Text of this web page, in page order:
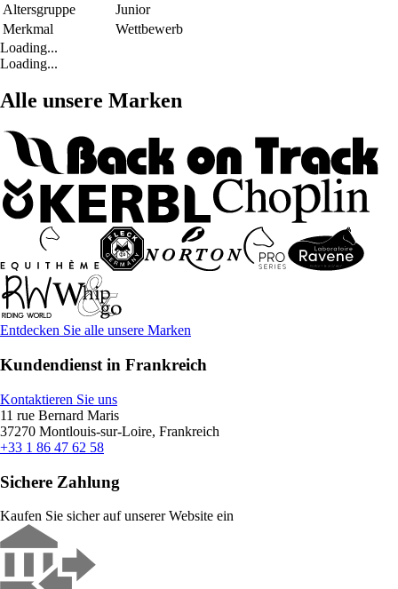
Altersgruppe
Junior
Merkmal
Wettbewerb
Loading...
Loading...
Alle unsere Marken
Entdecken Sie alle unsere Marken
Kundendienst in Frankreich
Kontaktieren Sie uns
11 rue Bernard Maris
37270 Montlouis-sur-Loire, Frankreich
+33 1 86 47 62 58
Sichere Zahlung
Kaufen Sie sicher auf unserer Website ein